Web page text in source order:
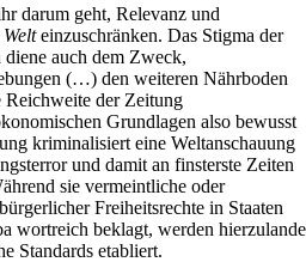
darum geht, Relevanz und
einzuschränken. Das Stigma der
auch dem Zweck,
(…) den weiteren Nährboden
der Zeitung
Grundlagen also bewusst
kriminalisiert eine Weltanschauung
und damit an finsterste Zeiten
sie vermeintliche oder
Freiheitsrechte in Staaten
wortreich beklagt, werden hierzulande
Standards etabliert.